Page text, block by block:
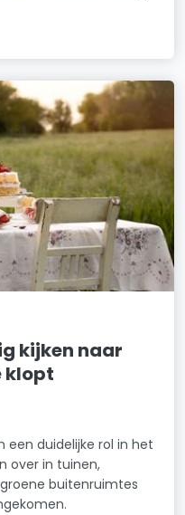
kijken naar
klopt
een duidelijke rol in het
over in tuinen,
buitenruimtes